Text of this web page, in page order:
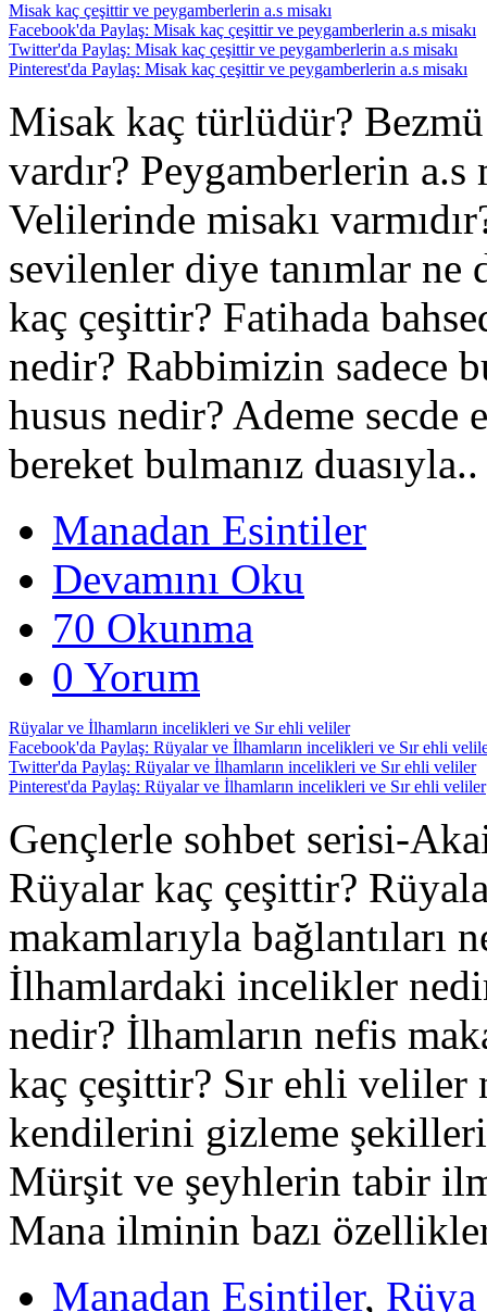
Misak kaç çeşittir ve peygamberlerin a.s misakı
Facebook'da Paylaş: Misak kaç çeşittir ve peygamberlerin a.s misakı
Twitter'da Paylaş: Misak kaç çeşittir ve peygamberlerin a.s misakı
Pinterest'da Paylaş: Misak kaç çeşittir ve peygamberlerin a.s misakı
Misak kaç türlüdür?
vardır? Peygamberlerin
Velilerinde misakı
sevilenler diye tanımlar
kaç çeşittir? Fatihada
nedir? Rabbimizin sadece
husus nedir? Ademe
bereket bulmanız duasıyla..
Manadan Esintiler
Devamını Oku
70 Okunma
0 Yorum
Rüyalar ve İlhamların incelikleri ve Sır ehli veliler
Facebook'da Paylaş: Rüyalar ve İlhamların incelikleri ve Sır ehli
Twitter'da Paylaş: Rüyalar ve İlhamların incelikleri ve Sır ehli veliler
Pinterest'da Paylaş: Rüyalar ve İlhamların incelikleri ve Sır ehli veliler
Gençlerle sohbet serisi-
Rüyalar kaç çeşittir?
makamlarıyla bağlantıları
İlhamlardaki incelikler
nedir? İlhamların nefis
kaç çeşittir? Sır ehli veliler
kendilerini gizleme
Mürşit ve şeyhlerin tabir
Mana ilminin bazı
Manadan Esintiler, Rüya